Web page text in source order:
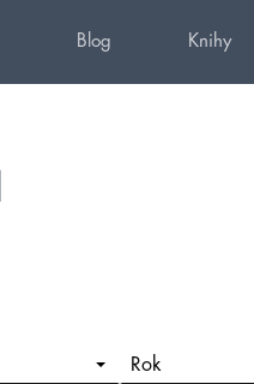
Blog Knihy
Rok